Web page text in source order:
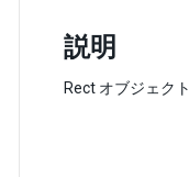
説明
Rect オブジェク